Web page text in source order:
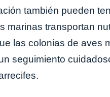
también pueden
marinas transportan
las colonias de aves
seguimiento